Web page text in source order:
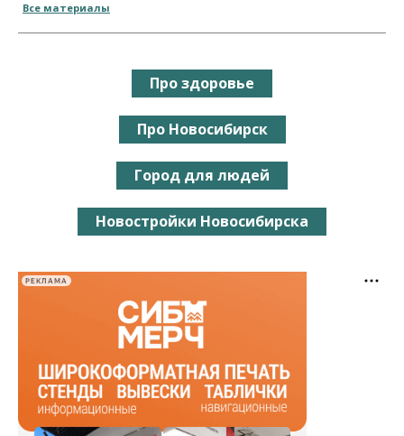
Все материалы
Про здоровье
Про Новосибирск
Город для людей
Новостройки Новосибирска
РЕКЛАМА